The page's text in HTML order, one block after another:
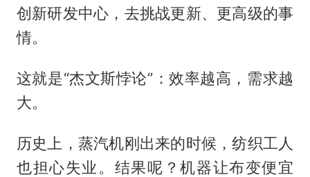
创新研发中心，去挑战更新、更高级的事
情。
这就是“杰文斯悖论”：效率越高，需求越
大。
历史上，蒸汽机刚出来的时候，纺织工人
也担心失业。结果呢？机器让布变便宜